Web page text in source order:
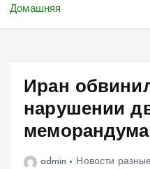
Домашняя
Иран
нарушении
меморандума
admin Новости разные